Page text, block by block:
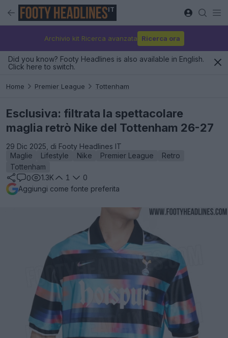
IT
Archivio kit Ricerca avanzata Ricerca ora
Did you know? Footy Headlines is also available in English.
Click here to switch.
Home Premier League Tottenham
Esclusiva: filtrata la spettacolare
maglia retrò Nike del Tottenham 26-27
29 Dic 2025, di Footy Headlines IT
Maglie
Lifestyle Nike Premier League
Retro
Tottenham
0
1.3K 1
0
Aggiungi come fonte preferita